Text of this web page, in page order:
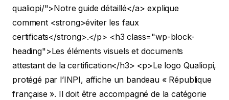
qualiopi/">Notre guide détaillé</a> explique
comment <strong>éviter les faux
certificats</strong>.</p> <h3 class="wp-block-
heading">Les éléments visuels et documents
attestant de la certification</h3> <p>Le logo Qualiopi,
protégé par l’INPI, affiche un bandeau « République
française ». Il doit être accompagné de la catégorie